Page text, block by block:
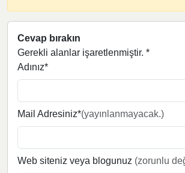
Cevap bırakın
Gerekli alanlar işaretlenmiştir. *
Adınız*
Mail Adresiniz*(yayınlanmayacak.)
Web siteniz veya blogunuz (zorunlu